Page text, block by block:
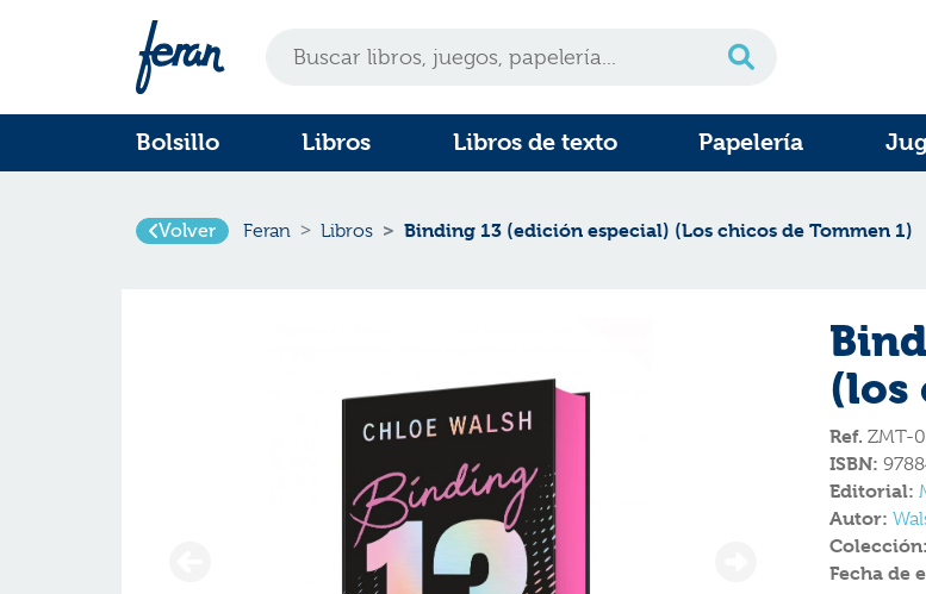
Bolsillo Libros Libros de texto Papelería
Volver Feran Libros Binding 13 (edición especial) (Los chicos de Tommen 1)
(los
Ref. ZMT-
ISBN:
Editorial:
Autor:
Colección:
Fecha de